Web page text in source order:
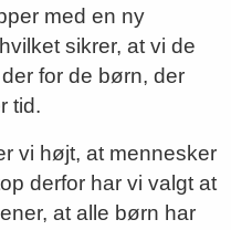
med en ny
sikrer, at vi de
for de børn, der
tid.
vi højt, at mennesker
derfor har vi valgt at
at alle børn har